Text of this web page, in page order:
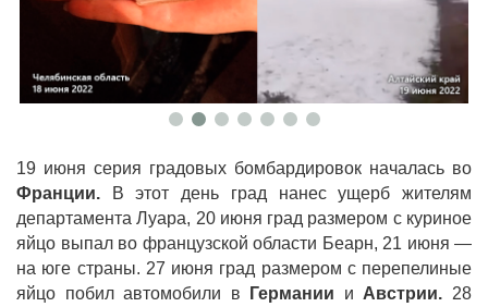
19 июня серия градовых бомбардировок началась во
Франции.
В этот день град нанес ущерб жителям
департамента Луара, 20 июня град размером с куриное
яйцо выпал во французской области Беарн, 21 июня —
на юге страны. 27 июня град размером с перепелиные
яйцо побил автомобили в
Германии и Австрии. 28